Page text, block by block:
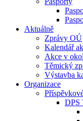
Aktuálně
Zprávy OÚ
Kalendář
Akce v
Těmický
Výstavba
Organizace
DPS